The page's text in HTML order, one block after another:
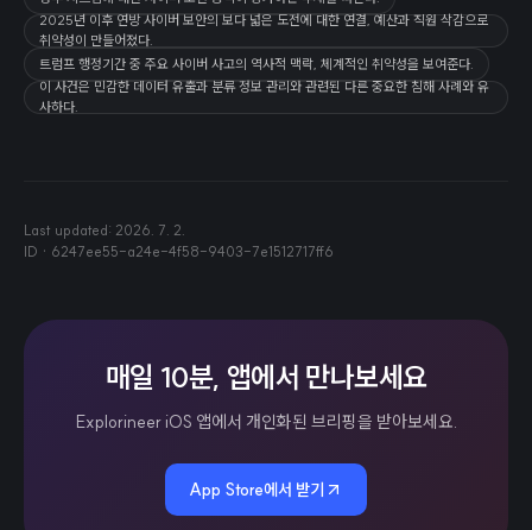
2025년 이후 연방 사이버 보안의 보다 넓은 도전에 대한 연결, 예산과 직원 삭감으로
취약성이 만들어졌다.
트럼프 행정기간 중 주요 사이버 사고의 역사적 맥락, 체계적인 취약성을 보여준다.
이 사건은 민감한 데이터 유출과 분류 정보 관리와 관련된 다른 중요한 침해 사례와 유
사하다.
Last updated: 2026. 7. 2.
ID · 6247ee55-a24e-4f58-9403-7e1512717ff6
매일 10분, 앱에서 만나보세요
Explorineer iOS 앱에서 개인화된 브리핑을 받아보세요.
App Store에서 받기